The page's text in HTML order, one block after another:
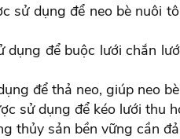
sử dụng để neo bè nuôi
dụng để buộc lưới chắn
để thả neo, giúp neo
sử dụng để kéo lưới thu
thủy sản bền vững cần